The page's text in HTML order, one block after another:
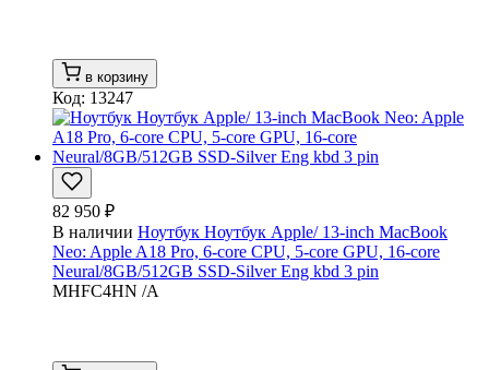
в корзину
Код: 13247
82 950 ₽
В наличии Ноутбук Ноутбук Apple/ 13-inch MacBook
Neo: Apple A18 Pro, 6-core CPU, 5-core GPU, 16-core
Neural/8GB/512GB SSD-Silver Eng kbd 3 pin
MHFC4HN /A